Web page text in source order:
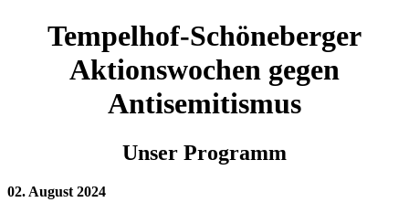
Tempelhof-Schöneberger
Aktionswochen gegen
Antisemitismus
Unser Programm
02. August 2024